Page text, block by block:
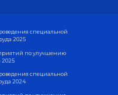
специальной
2024
специальной
2025
по улучшению
2025